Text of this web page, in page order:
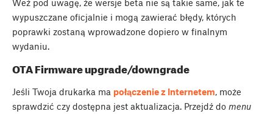
Weź pod uwagę, że wersje beta nie są takie same, jak te
wypuszczane oficjalnie i mogą zawierać błędy, których
poprawki zostaną wprowadzone dopiero w finalnym
wydaniu.
OTA Firmware upgrade/downgrade
Jeśli Twoja drukarka ma połączenie z Internetem, może
sprawdzić czy dostępna jest aktualizacja. Przejdź do menu